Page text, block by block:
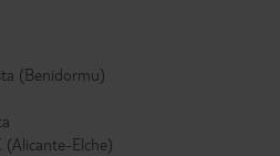
(Benidormu)
Elche)